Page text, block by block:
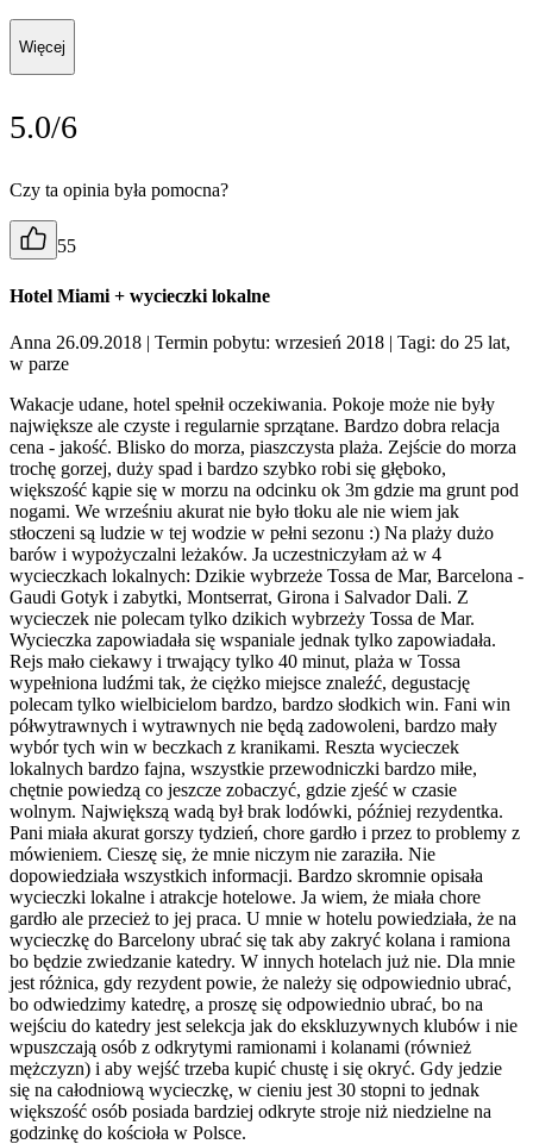
Więcej
5.0/6
Czy ta opinia była pomocna?
55
Hotel Miami + wycieczki lokalne
Anna 26.09.2018 | Termin pobytu: wrzesień 2018 | Tagi: do 25 lat,
w parze
Wakacje udane, hotel spełnił oczekiwania. Pokoje może nie były
największe ale czyste i regularnie sprzątane. Bardzo dobra relacja
cena - jakość. Blisko do morza, piaszczysta plaża. Zejście do morza
trochę gorzej, duży spad i bardzo szybko robi się głęboko,
większość kąpie się w morzu na odcinku ok 3m gdzie ma grunt pod
nogami. We wrześniu akurat nie było tłoku ale nie wiem jak
stłoczeni są ludzie w tej wodzie w pełni sezonu :) Na plaży dużo
barów i wypożyczalni leżaków. Ja uczestniczyłam aż w 4
wycieczkach lokalnych: Dzikie wybrzeże Tossa de Mar, Barcelona -
Gaudi Gotyk i zabytki, Montserrat, Girona i Salvador Dali. Z
wycieczek nie polecam tylko dzikich wybrzeży Tossa de Mar.
Wycieczka zapowiadała się wspaniale jednak tylko zapowiadała.
Rejs mało ciekawy i trwający tylko 40 minut, plaża w Tossa
wypełniona ludźmi tak, że ciężko miejsce znaleźć, degustację
polecam tylko wielbicielom bardzo, bardzo słodkich win. Fani win
półwytrawnych i wytrawnych nie będą zadowoleni, bardzo mały
wybór tych win w beczkach z kranikami. Reszta wycieczek
lokalnych bardzo fajna, wszystkie przewodniczki bardzo miłe,
chętnie powiedzą co jeszcze zobaczyć, gdzie zjeść w czasie
wolnym. Największą wadą był brak lodówki, później rezydentka.
Pani miała akurat gorszy tydzień, chore gardło i przez to problemy z
mówieniem. Cieszę się, że mnie niczym nie zaraziła. Nie
dopowiedziała wszystkich informacji. Bardzo skromnie opisała
wycieczki lokalne i atrakcje hotelowe. Ja wiem, że miała chore
gardło ale przecież to jej praca. U mnie w hotelu powiedziała, że na
wycieczkę do Barcelony ubrać się tak aby zakryć kolana i ramiona
bo będzie zwiedzanie katedry. W innych hotelach już nie. Dla mnie
jest różnica, gdy rezydent powie, że należy się odpowiednio ubrać,
bo odwiedzimy katedrę, a proszę się odpowiednio ubrać, bo na
wejściu do katedry jest selekcja jak do ekskluzywnych klubów i nie
wpuszczają osób z odkrytymi ramionami i kolanami (również
mężczyzn) i aby wejść trzeba kupić chustę i się okryć. Gdy jedzie
się na całodniową wycieczkę, w cieniu jest 30 stopni to jednak
większość osób posiada bardziej odkryte stroje niż niedzielne na
godzinkę do kościoła w Polsce.